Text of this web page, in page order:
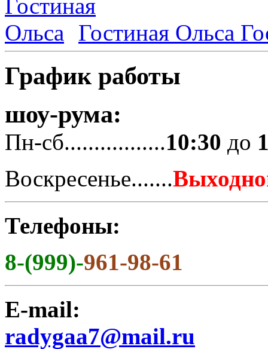
Гостиная Ольса
График работы
шоу-рума:
Пн-сб.................10:30 до
Воскресенье.......
Телефоны:
8-(999)-961-98-61
E-mail:
radygaa7@mail.ru